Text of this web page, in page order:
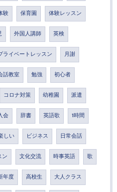
験 保育園 体験レッスン
外国人講師 英検
ライベートレッスン 月謝
話教室 勉強 初心者
コロナ対策 幼稚園 派遣
会 辞書 英語歌 1時間
しい ビジネス 日常会話
ン 文化交流 時事英語 歌
年度 高校生 大人クラス